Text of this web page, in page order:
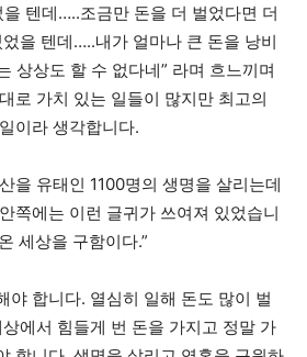
텐데…..조금만 돈을 더 벌었다면 더
을 텐데…..내가 얼마나 큰 돈을 낭비
상상도 할 수 없다네” 라며 흐느끼며
로 가치 있는 일들이 많지만 최고의
이라 생각합니다.
을 유태인 1100명의 생명을 살리는데
쪽에는 이런 글귀가 쓰여져 있었습니
세상을 구함이다.”
야 합니다. 열심히 일해 돈도 많이 벌
에서 힘들게 번 돈을 가지고 정말 가